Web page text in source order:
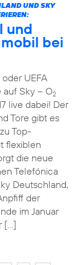
UND SKY
und
bei
UEFA
auf Sky – O2
live dabei! Der
Tore gibt es
Top-
flexiblen
die neue
Telefónica
Deutschland,
der
im Januar
[…]